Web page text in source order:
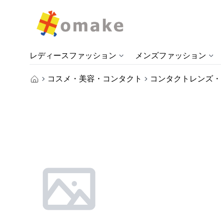
レディースファッション メンズファッション
コスメ・美容・コンタクト コンタクトレンズ